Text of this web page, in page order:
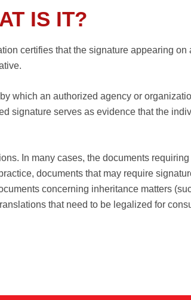
IS IT?
certifies that the signature appearing on
which an authorized agency or
signature serves as evidence that the
In many cases, the documents
documents that may require
concerning inheritance matters
that need to be legalized for